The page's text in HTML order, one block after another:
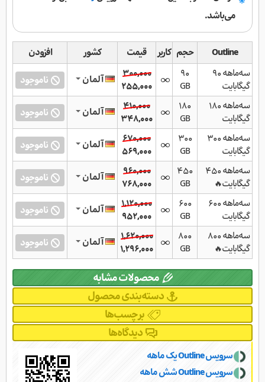
می‌باشد.
Outline حجم کاربر قیمت کشور
افزودن
سه‌ماهه ۹۰
گیگابایت
۹۰
GB
٣۰۰,۰۰۰
۲۵۵,۰۰۰
آلمان
ناموجود
سه‌ماهه ۱۸۰
گیگابایت
۱۸۰
GB
۴۱۰,۰۰۰
٣۴٨,۰۰۰
آلمان
ناموجود
سه‌ماهه ۳۰۰
گیگابایت
۳۰۰
GB
۶٧۰,۰۰۰
۵۶٩,۰۰۰
آلمان
ناموجود
سه‌ماهه ۴۵۰
گیگابایت🔥
۴۵۰
GB
٩۶۰,۰۰۰
٧۶٨,۰۰۰
آلمان
ناموجود
سه‌ماهه ۶۰۰
گیگابایت
۶۰۰
GB
۱,۱۲۰,۰۰۰
٩۵۲,۰۰۰
آلمان
ناموجود
سه‌ماهه ۸۰۰
گیگابایت🔥
۸۰۰
GB
۱,۶۲۰,۰۰۰
۱,۲٩۶,۰۰۰
آلمان ناموجود
محصولات مشابه
دسته‌بندی محصول
برچسب‌ها
دیدگاه‌ها
سرویس Outline یک ماهه
سرویس Outline شش ماهه